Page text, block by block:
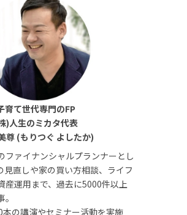
育て世代専門のFP
)人生のミカタ代表
尊 (もりつぐ よしたか)
ファイナンシャルプランナーとし
見直しや家の買い方相談、ライフ
産運用まで、過去に5000件以上
本の講演やセミナー活動を実施